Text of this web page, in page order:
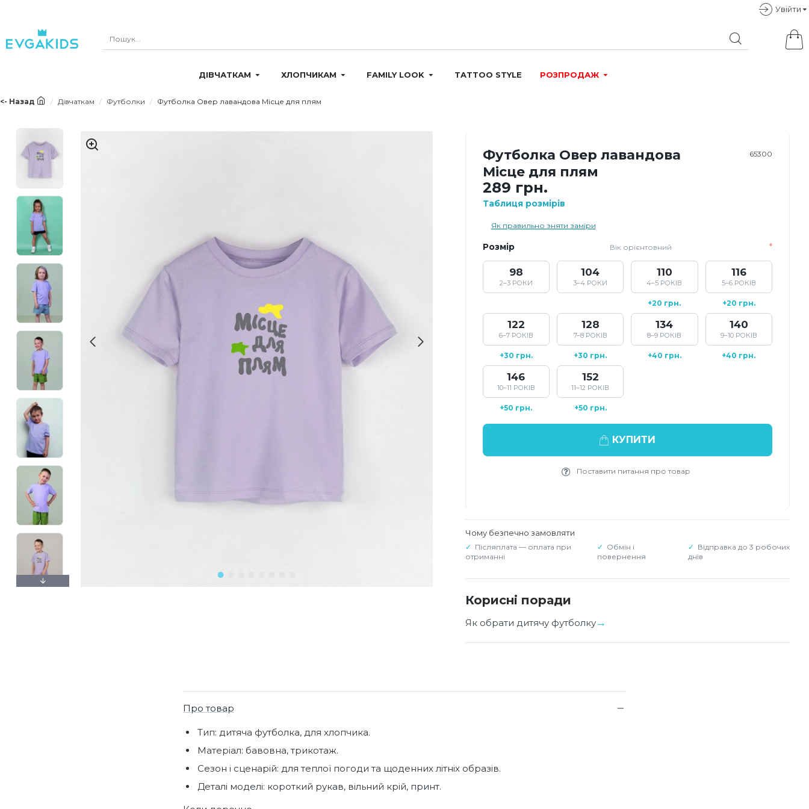
Увiйти
ДІВЧАТКАМ ХЛОПЧИКАМ FAMILY LOOK TATTOO STYLE РОЗПРОДАЖ
<- Назад Дівчаткам Футболки Футболка Овер лавандова Місце для плям
Футболка Овер лавандова
Місце для плям
65300
289 грн.
Таблиця розмірів
Як правильно зняти заміри
Розмір Вік орієнтовний
98
2–3 РОКИ
104
3–4 РОКИ
110
4–5 РОКІВ
+20 грн.
116
5–6 РОКІВ
+20 грн.
122
6–7 РОКІВ
+30 грн.
128
7–8 РОКІВ
+30 грн.
134
8–9 РОКІВ
+40 грн.
140
9–10 РОКІВ
+40 грн.
146
10–11 РОКІВ
+50 грн.
152
11–12 РОКІВ
+50 грн.
КУПИТИ
Поставити питання про товар
Чому безпечно замовляти
Післяплата — оплата при
отриманні
Обмін і
повернення
Відправка до 3 робочих
днів
Корисні поради
Як обрати дитячу футболку
Про товар
Тип: дитяча футболка, для хлопчика.
Матеріал: бавовна, трикотаж.
Сезон і сценарій: для теплої погоди та щоденних літніх образів.
Деталі моделі: короткий рукав, вільний крій, принт.